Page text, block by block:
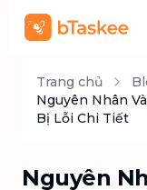
Trang chủ
Nguyên Nhân
Bị Lỗi Chi Tiết
Nguyên